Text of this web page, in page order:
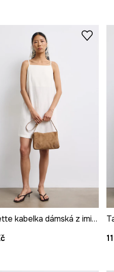
Baguette kabelka dámská z imitace semiše s výšivkami